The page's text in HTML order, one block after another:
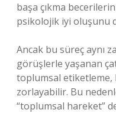
başa çıkma
psikolojik iyi oluşunu
Ancak bu süreç aynı
görüşlerle yaşanan
toplumsal
zorlayabilir. Bu
“toplumsal hareket”